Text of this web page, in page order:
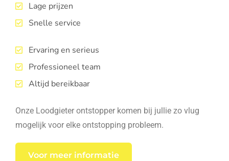
Lage prijzen
Snelle service
Ervaring en serieus
Professioneel team
Altijd bereikbaar
Onze Loodgieter ontstopper komen bij jullie zo vlug
mogelijk voor elke ontstopping probleem.
Voor meer informatie